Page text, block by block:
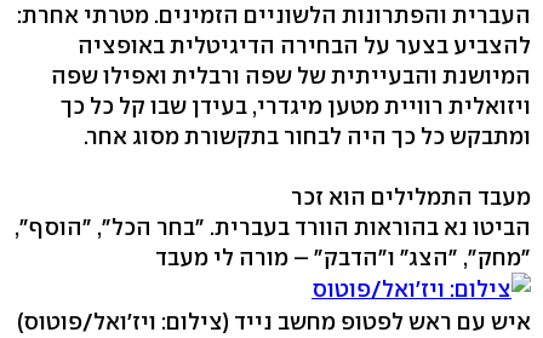
העברית והפתרונות הלשוניים הזמינים. מטרתי אחרת:
להצביע בצער על הבחירה הדיגיטלית באופציה
המיושנת והבעייתית של שפה ורבלית ואפילו שפה
ויזואלית רוויית מטען מיגדרי, בעידן שבו קל כל כך
ומתבקש כל כך היה לבחור בתקשורת מסוג אחר.
מעבד התמלילים הוא זכר
הביטו נא בהוראות הוורד בעברית. "בחר הכל", "הוסף",
"מחק", "הצג" ו"הדבק" – מורה לי מעבד
איש עם ראש לפטופ מחשב נייד (צילום: ויז'ואל/פוטוס)